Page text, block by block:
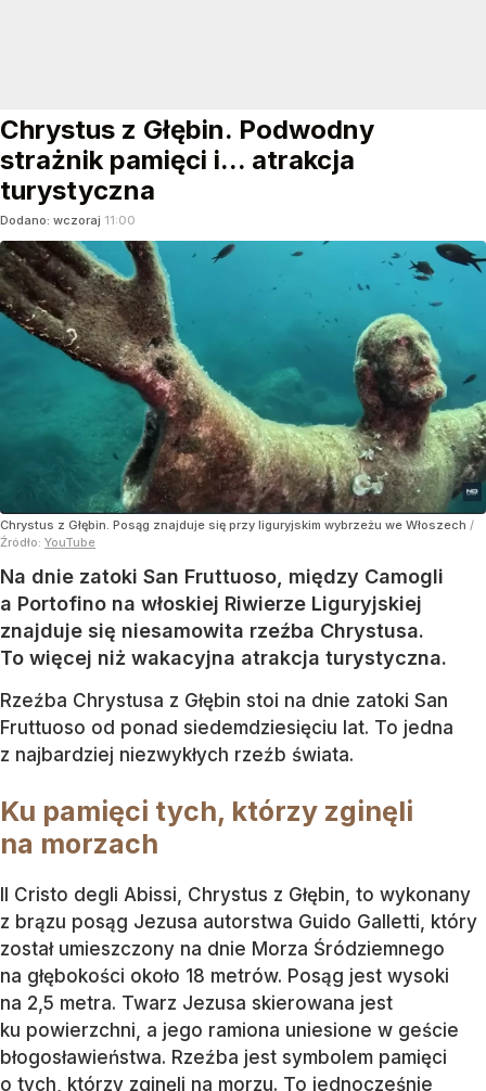
Chrystus z Głębin. Podwodny
strażnik pamięci i... atrakcja
turystyczna
Dodano: wczoraj 11:00
Chrystus z Głębin. Posąg znajduje się przy liguryjskim wybrzeżu we Włoszech /
Źródło: YouTube
Na dnie zatoki San Fruttuoso, między Camogli
a Portofino na włoskiej Riwierze Liguryjskiej
znajduje się niesamowita rzeźba Chrystusa.
To więcej niż wakacyjna atrakcja turystyczna.
Rzeźba Chrystusa z Głębin stoi na dnie zatoki San
Fruttuoso od ponad siedemdziesięciu lat. To jedna
z najbardziej niezwykłych rzeźb świata.
Ku pamięci tych, którzy zginęli
na morzach
Il Cristo degli Abissi, Chrystus z Głębin, to wykonany
z brązu posąg Jezusa autorstwa Guido Galletti, który
został umieszczony na dnie Morza Śródziemnego
na głębokości około 18 metrów. Posąg jest wysoki
na 2,5 metra. Twarz Jezusa skierowana jest
ku powierzchni, a jego ramiona uniesione w geście
błogosławieństwa. Rzeźba jest symbolem pamięci
o tych, którzy zginęli na morzu. To jednocześnie